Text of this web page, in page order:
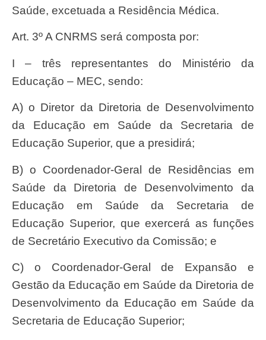
Saúde, excetuada a Residência Médica.
Art. 3º A CNRMS será composta por:
I – três representantes do Ministério da
Educação – MEC, sendo:
a) o Diretor da Diretoria de Desenvolvimento
da Educação em Saúde da Secretaria de
Educação Superior, que a presidirá;
b) o Coordenador-Geral de Residências em
Saúde da Diretoria de Desenvolvimento da
Educação em Saúde da Secretaria de
Educação Superior, que exercerá as funções
de Secretário Executivo da Comissão; e
c) o Coordenador-Geral de Expansão e
Gestão da Educação em Saúde da Diretoria de
Desenvolvimento da Educação em Saúde da
Secretaria de Educação Superior;